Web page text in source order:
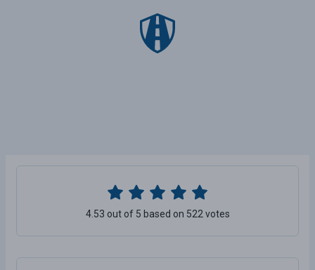
4.53 out of 5 based on 522 votes